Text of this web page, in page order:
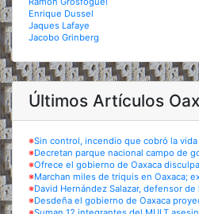
Enrique Dussel
Jaques Lafaye
Jacobo Grinberg
Últimos Artículos
※Sin control, incendio que cobró la
※Decretan parque nacional campo de
※Ofrece el gobierno de Oaxaca
※Marchan miles de triquis en Oaxaca;
※David Hernández Salazar, defensor de
※Desdeña el gobierno de Oaxaca